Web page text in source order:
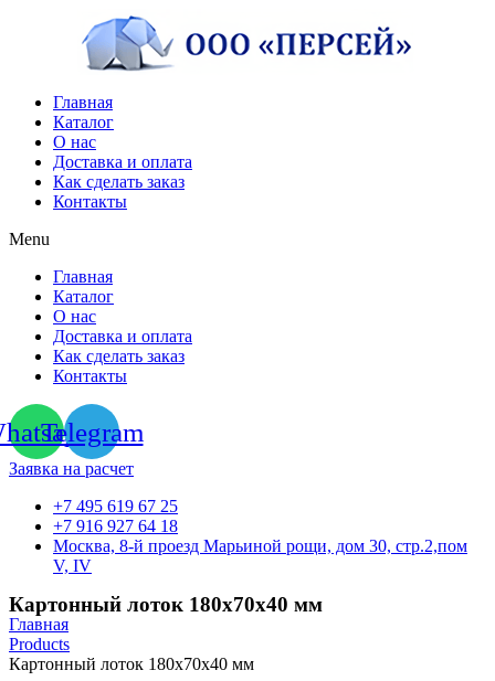
содержимому
Главная
Каталог
О нас
Доставка и оплата
Как сделать заказ
Контакты
Menu
Главная
Каталог
О нас
Доставка и оплата
Как сделать заказ
Контакты
Telegram
Заявка на расчет
+7 495 619 67 25
+7 916 927 64 18
Москва, 8-й проезд Марьиной рощи, дом 30, стр.2,пом
V, IV
Картонный лоток 180х70х40 мм
Главная
Products
Картонный лоток 180х70х40 мм